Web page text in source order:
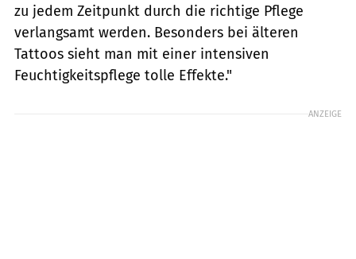
zu jedem Zeitpunkt durch die richtige Pflege
verlangsamt werden. Besonders bei älteren
Tattoos sieht man mit einer intensiven
Feuchtigkeitspflege tolle Effekte."
ANZEIGE